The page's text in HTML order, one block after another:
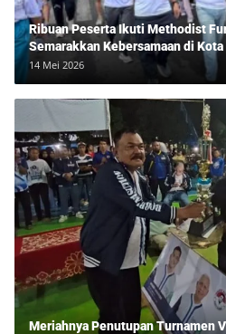
Ribuan Peserta Ikuti Methodist
Semarakkan Kebersamaan di
14 Mei 2026
Meriahnya Penutupan Turnamen